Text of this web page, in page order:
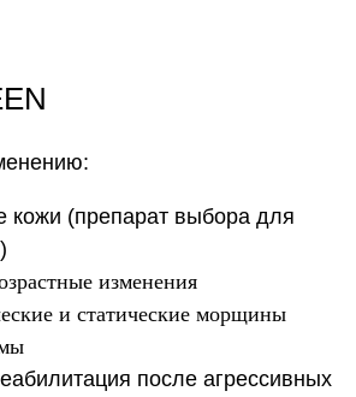
кожи (препарат выбора для
изменения
и статические морщины
после агрессивных